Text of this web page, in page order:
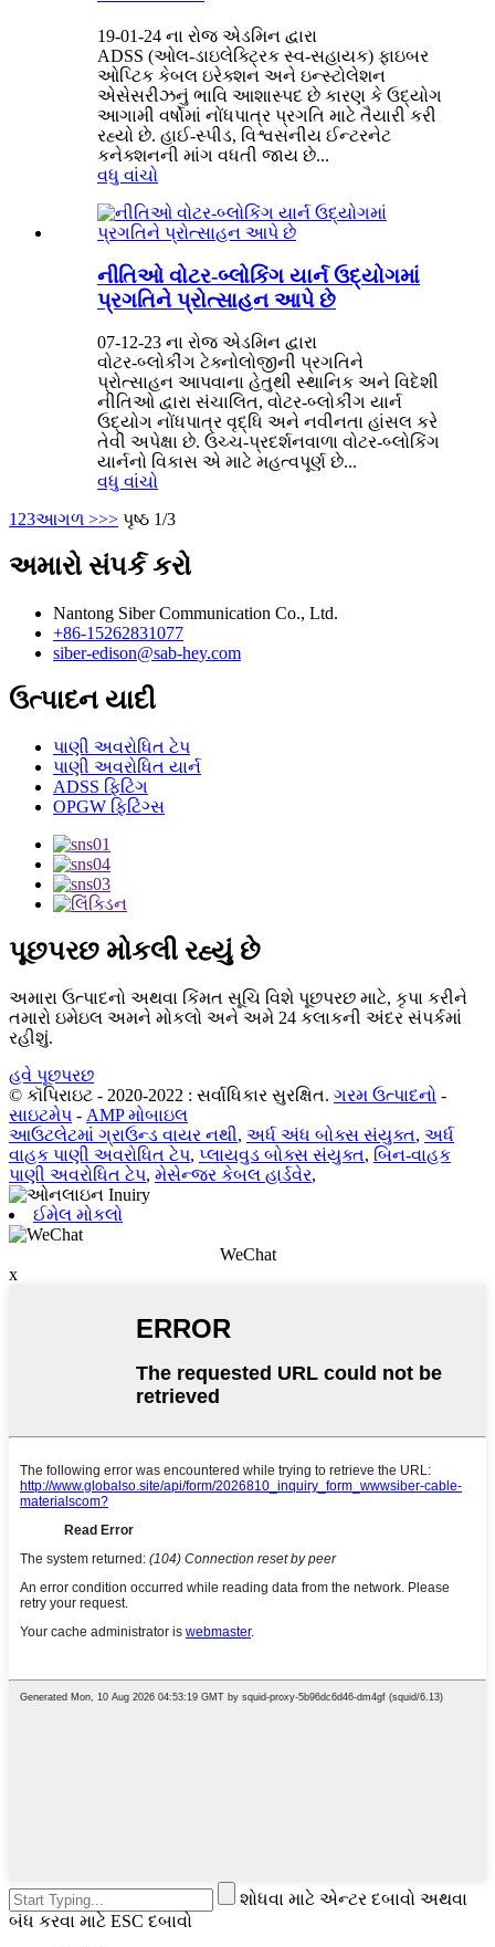
19-01-24 ના રોજ એડમિન દ્વારા
ADSS (ઓલ-ડાઇલેક્ટ્રિક સ્વ-સહાયક) ફાઇબર
ઓપ્ટિક કેબલ ઇરેક્શન અને ઇન્સ્ટોલેશન
એસેસરીઝનું ભાવિ આશાસ્પદ છે કારણ કે ઉદ્યોગ
આગામી વર્ષોમાં નોંધપાત્ર પ્રગતિ માટે તૈયારી કરી
રહ્યો છે. હાઈ-સ્પીડ, વિશ્વસનીય ઈન્ટરનેટ
કનેક્શનની માંગ વધતી જાય છે...
વધુ વાંચો
નીતિઓ વોટર-બ્લોકિંગ યાર્ન ઉદ્યોગમાં
પ્રગતિને પ્રોત્સાહન આપે છે
07-12-23 ના રોજ એડમિન દ્વારા
વોટર-બ્લોકીંગ ટેક્નોલોજીની પ્રગતિને
પ્રોત્સાહન આપવાના હેતુથી સ્થાનિક અને વિદેશી
નીતિઓ દ્વારા સંચાલિત, વોટર-બ્લોકીંગ યાર્ન
ઉદ્યોગ નોંધપાત્ર વૃદ્ધિ અને નવીનતા હાંસલ કરે
તેવી અપેક્ષા છે. ઉચ્ચ-પ્રદર્શનવાળા વોટર-બ્લોકિંગ
યાર્નનો વિકાસ એ માટે મહત્વપૂર્ણ છે...
વધુ વાંચો
1 23આગળ >>> પૃષ્ઠ 1/3
અમારો સંપર્ક કરો
Nantong Siber Communication Co., Ltd.
+86-15262831077
siber-edison@sab-hey.com
ઉત્પાદન યાદી
પાણી અવરોધિત ટેપ
પાણી અવરોધિત યાર્ન
ADSS ફિટિંગ
OPGW ફિટિંગ્સ
પૂછપરછ મોકલી રહ્યું છે
અમારા ઉત્પાદનો અથવા કિંમત સૂચિ વિશે પૂછપરછ માટે, કૃપા કરીને
તમારો ઇમેઇલ અમને મોકલો અને અમે 24 કલાકની અંદર સંપર્કમાં
રહીશું.
હવે પૂછપરછ
© કૉપિરાઇટ - 2020-2022 : સર્વાધિકાર સુરક્ષિત. ગરમ ઉત્પાદનો -
સાઇટમેપ - AMP મોબાઇલ
આઉટલેટમાં ગ્રાઉન્ડ વાયર નથી, અર્ધ અંધ બોક્સ સંયુક્ત, અર્ધ
વાહક પાણી અવરોધિત ટેપ, પ્લાયવુડ બોક્સ સંયુક્ત, બિન-વાહક
પાણી અવરોધિત ટેપ, મેસેન્જર કેબલ હાર્ડવેર,
ઈમેલ મોકલો
WeChat
x
શોધવા માટે એન્ટર દબાવો અથવા
બંધ કરવા માટે ESC દબાવો